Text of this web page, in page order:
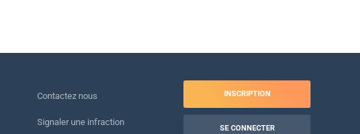
Contactez nous
Signaler une infraction
INSCRIPTION
SE CONNECTER